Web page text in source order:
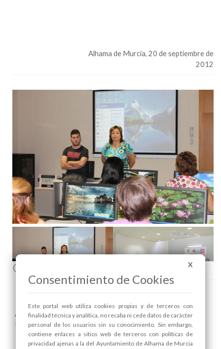
Alhama de Murcia, 20 de septiembre de
2012
Comenta esta noticia en Facebook
Areas relacionadas:
Igualdad
X
Consentimiento de Cookies
Este portal web utiliza cookies propias y de terceros con
finalidad técnica y analítica, no recaba ni cede datos de carácter
personal de los usuarios sin su conocimiento. Sin embargo,
contiene enlaces a sitios web de terceros con políticas de
privacidad ajenas a la del Ayuntamiento de Alhama de Murcia